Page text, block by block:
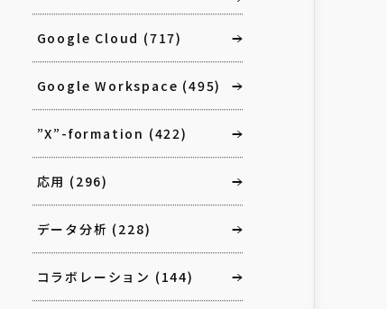
Google Cloud (717)
Google Workspace (495)
”X”-formation (422)
応用 (296)
データ分析 (228)
コラボレーション (144)